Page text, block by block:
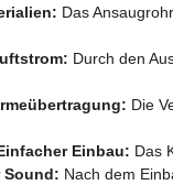
Das
Durch den
Die
Einbau: Das
Sound: Nach dem